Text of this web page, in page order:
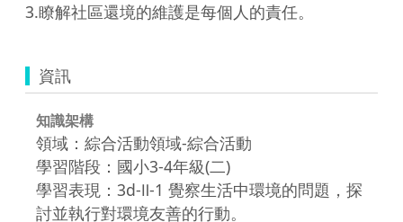
資訊
知識架構
領域：綜合活動領域-綜合活動
學習階段：國小3-4年級(二)
學習表現：3d-Ⅱ-1 覺察生活中環境的問題，探
討並執行對環境友善的行動。